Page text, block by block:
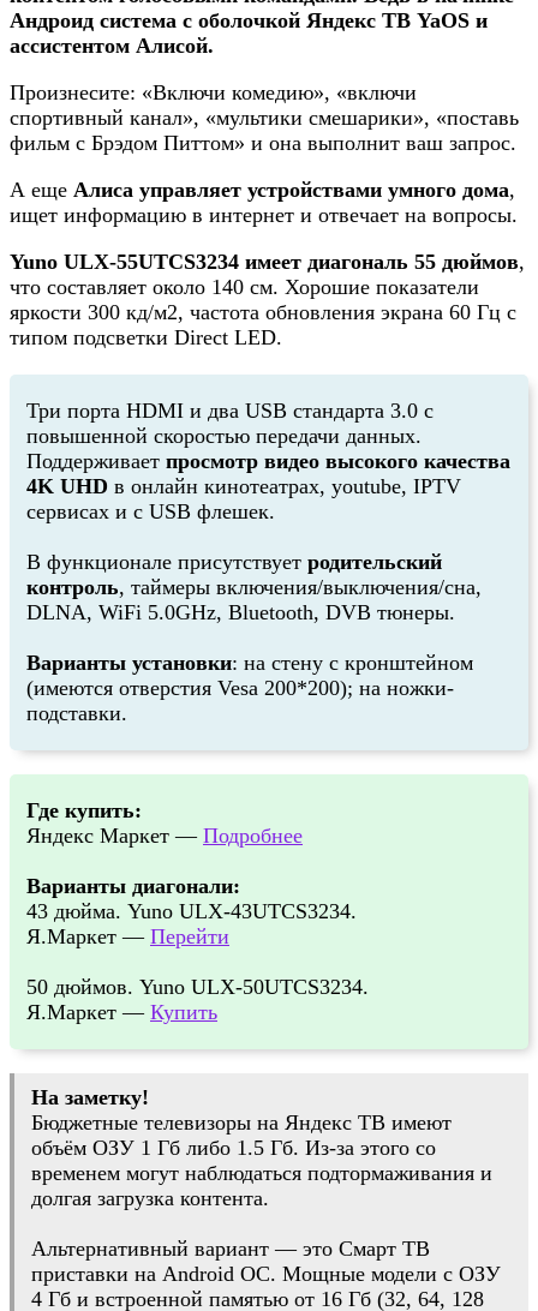
Андроид система с оболочкой Яндекс ТВ YaOS и
ассистентом Алисой.
Произнесите: «Включи комедию», «включи
спортивный канал», «мультики смешарики», «поставь
фильм с Брэдом Питтом» и она выполнит ваш запрос.
А еще Алиса управляет устройствами умного дома,
ищет информацию в интернет и отвечает на вопросы.
Yuno ULX-55UTCS3234 имеет диагональ 55 дюймов,
что составляет около 140 см. Хорошие показатели
яркости 300 кд/м2, частота обновления экрана 60 Гц с
типом подсветки Direct LED.
Три порта HDMI и два USB стандарта 3.0 с
повышенной скоростью передачи данных.
Поддерживает просмотр видео высокого качества
4K UHD в онлайн кинотеатрах, youtube, IPTV
сервисах и с USB флешек.
В функционале присутствует родительский
контроль, таймеры включения/выключения/сна,
DLNA, WiFi 5.0GHz, Bluetooth, DVB тюнеры.
Варианты установки: на стену с кронштейном
(имеются отверстия Vesa 200*200); на ножки-
подставки.
Где купить:
Яндекс Маркет — Подробнее
Варианты диагонали:
43 дюйма. Yuno ULX-43UTCS3234.
Я.Маркет — Перейти
50 дюймов. Yuno ULX-50UTCS3234.
Я.Маркет — Купить
На заметку!
Бюджетные телевизоры на Яндекс ТВ имеют
объём ОЗУ 1 Гб либо 1.5 Гб. Из-за этого со
временем могут наблюдаться подтормаживания и
долгая загрузка контента.
Альтернативный вариант — это Смарт ТВ
приставки на Android ОС. Мощные модели с ОЗУ
4 Гб и встроенной памятью от 16 Гб (32, 64, 128